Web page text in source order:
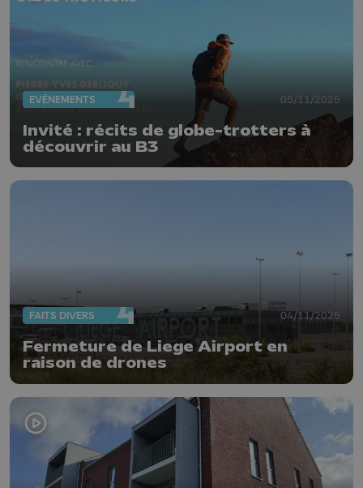
EVÈNEMENTS 05/11/2025
Invité : récits de globe-trotters à
découvrir au B3
FAITS DIVERS 04/11/2025
Fermeture de Liege Airport en
raison de drones